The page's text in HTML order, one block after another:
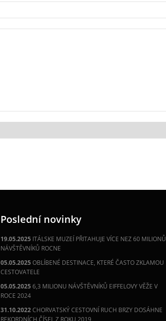
Poslední novinky
19.05.2025ITÁLSKE MUZEÍ PŘITAHUJE VÍCE NEZ 60 MILIONŮ
NÁVŠTĚVNÍKŮ ROCNE
05.05.2025OBLÍBENÉ DESTINACE, KTERÉ ČASTO ZKLAMOU
CESTOVATELE
05.05.20256,3 MILIONU NÁVŠTĚVNÍKŮ EIFFELOVY VĚŽE V
ROCE 2024
31.10.2022CHORVATSKÝ CESTOVNÍ RUCH BRZY DOSÁHNE
REKORDNÍCH ČÍSEL Z ROKU 2019